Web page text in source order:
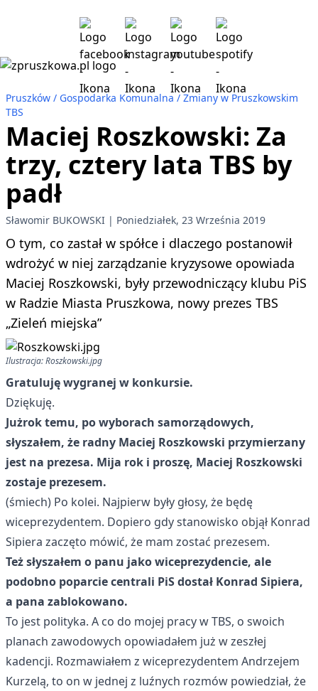
Pruszków Gospodarka Komunalna
Zmiany w Pruszkowskim
TBS
Maciej Roszkowski: Za
trzy, cztery lata TBS by
padł
Sławomir BUKOWSKI Poniedziałek, 23 Września 2019
O tym, co zastał w spółce i dlaczego postanowił
wdrożyć w niej zarządzanie kryzysowe opowiada
Maciej Roszkowski, były przewodniczący klubu PiS
w Radzie Miasta Pruszkowa, nowy prezes TBS
„Zieleń miejska”
Ilustracja: Roszkowski.jpg
Gratuluję wygranej w konkursie.
Dziękuję.
Jużrok temu, po wyborach samorządowych,
słyszałem, że radny Maciej Roszkowski przymierzany
jest na prezesa. Mija rok i proszę, Maciej Roszkowski
zostaje prezesem.
(śmiech) Po kolei. Najpierw były głosy, że będę
wiceprezydentem. Dopiero gdy stanowisko objął Konrad
Sipiera zaczęto mówić, że mam zostać prezesem.
Też słyszałem o panu jako wiceprezydencie, ale
podobno poparcie centrali PiS dostał Konrad Sipiera,
a pana zablokowano.
To jest polityka. A co do mojej pracy w TBS, o swoich
planach zawodowych opowiadałem już w zeszłej
kadencji. Rozmawiałem z wiceprezydentem Andrzejem
Kurzelą, to on w jednej z luźnych rozmów powiedział, że